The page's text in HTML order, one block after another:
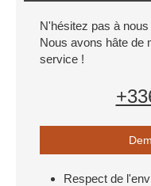
N'hésitez pas à
Nous avons hâte de
service !
Respect de